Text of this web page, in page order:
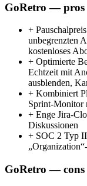
GoRetro — pros
+
unbegrenzten
kostenloses
+ Optimierte
Echtzeit mit
ausblenden,
+ Kombiniert
Sprint-Monitor
+ Enge Jira-
Diskussionen
+ SOC 2 Typ
GoRetro — cons